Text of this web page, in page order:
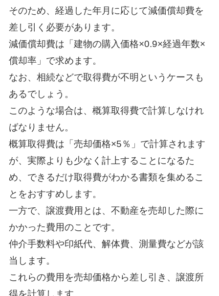
そのため、経過した年月に応じて減価償却費を
差し引く必要があります。
減価償却費は「建物の購入価格×0.9×経過年数×
償却率」で求めます。
なお、相続などで取得費が不明というケースも
あるでしょう。
このような場合は、概算取得費で計算しなけれ
ばなりません。
概算取得費は「売却価格×5％」で計算されます
が、実際よりも少なく計上することになるた
め、できるだけ取得費がわかる書類を集めるこ
とをおすすめします。
一方で、譲渡費用とは、不動産を売却した際に
かかった費用のことです。
仲介手数料や印紙代、解体費、測量費などが該
当します。
これらの費用を売却価格から差し引き、譲渡所
得を計算します。